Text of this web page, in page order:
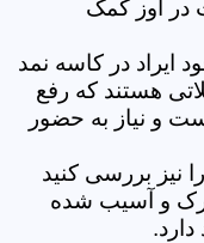
در اوز کمک
ایراد در کاسه نمد
هستند که رفع
و نیاز به حضور
بررسی کنید
و آسیب شده